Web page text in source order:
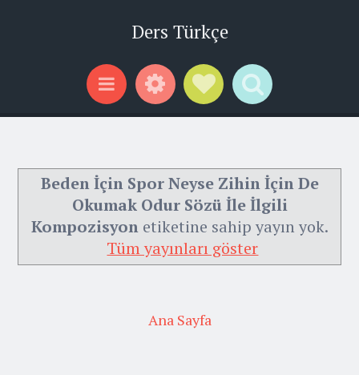
Ders Türkçe
Menu WidgetsSocial Links
Search
Beden İçin Spor Neyse Zihin İçin De
Okumak Odur Sözü İle İlgili
Kompozisyonetiketine sahip yayın yok.
Tüm yayınları göster
Ana Sayfa